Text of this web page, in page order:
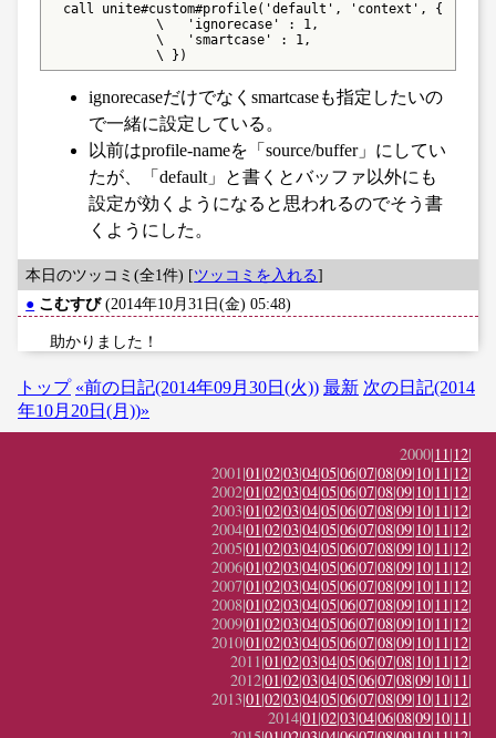
  call unite#custom#profile('default', 'context', {
              \   'ignorecase' : 1,
              \   'smartcase' : 1,
              \ })
ignorecaseだけでなくsmartcaseも指定したいの
で一緒に設定している。
以前はprofile-nameを「source/buffer」にしてい
たが、「default」と書くとバッファ以外にも
設定が効くようになると思われるのでそう書
くようにした。
本日のツッコミ(全1件) [ツッコミを入れる]
● こむすび (2014年10月31日(金) 05:48)
助かりました！
トップ «前の日記(2014年09月30日(火)) 最新 次の日記(2014
年10月20日(月))»
2000|11|12|
2001|01|02|03|04|05|06|07|08|09|10|11|12|
2002|01|02|03|04|05|06|07|08|09|10|11|12|
2003|01|02|03|04|05|06|07|08|09|10|11|12|
2004|01|02|03|04|05|06|07|08|09|10|11|12|
2005|01|02|03|04|05|06|07|08|09|10|11|12|
2006|01|02|03|04|05|06|07|08|09|10|11|12|
2007|01|02|03|04|05|06|07|08|09|10|11|12|
2008|01|02|03|04|05|06|07|08|09|10|11|12|
2009|01|02|03|04|05|06|07|08|09|10|11|12|
2010|01|02|03|04|05|06|07|08|09|10|11|12|
2011|01|02|03|04|05|06|07|08|10|11|12|
2012|01|02|03|04|05|06|07|08|09|10|11|
2013|01|02|03|04|05|06|07|08|09|10|11|12|
2014|01|02|03|04|06|08|09|10|11|